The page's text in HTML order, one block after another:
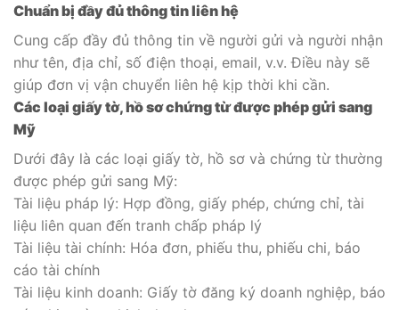
Chuẩn bị đầy đủ thông tin liên hệ
Cung cấp đầy đủ thông tin về người gửi và người nhận
như tên, địa chỉ, số điện thoại, email, v.v. Điều này sẽ
giúp đơn vị vận chuyển liên hệ kịp thời khi cần.
Các loại giấy tờ, hồ sơ chứng từ được phép gửi sang
Mỹ
Dưới đây là các loại giấy tờ, hồ sơ và chứng từ thường
được phép gửi sang Mỹ:
Tài liệu pháp lý: Hợp đồng, giấy phép, chứng chỉ, tài
liệu liên quan đến tranh chấp pháp lý
Tài liệu tài chính: Hóa đơn, phiếu thu, phiếu chi, báo
cáo tài chính
Tài liệu kinh doanh: Giấy tờ đăng ký doanh nghiệp, báo